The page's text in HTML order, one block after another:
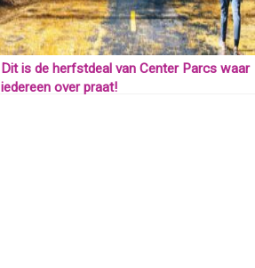
Dit is de herfstdeal van Center Parcs waar
iedereen over praat!